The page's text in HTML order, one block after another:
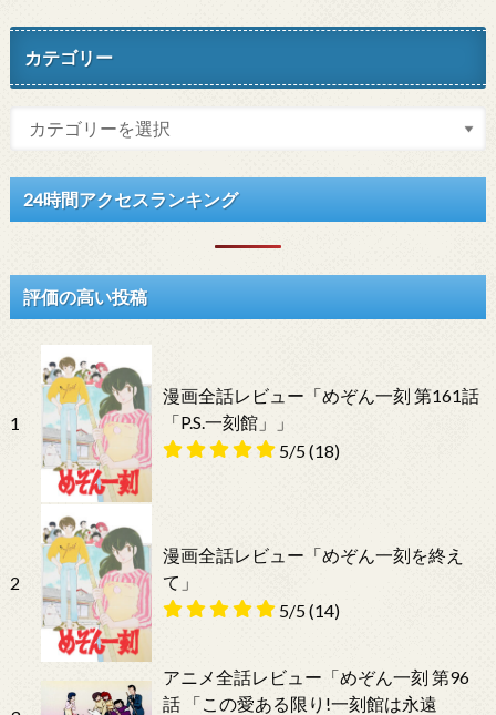
カテゴリー
24時間アクセスランキング
評価の高い投稿
1
漫画全話レビュー「めぞん一刻 第161話
「P.S.一刻館」」
5/5(18)
2
漫画全話レビュー「めぞん一刻を終え
て」
5/5(14)
アニメ全話レビュー「めぞん一刻 第96
話 「この愛ある限り!一刻館は永遠